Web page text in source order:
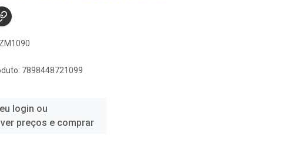
7898448721099
login ou
preços e comprar